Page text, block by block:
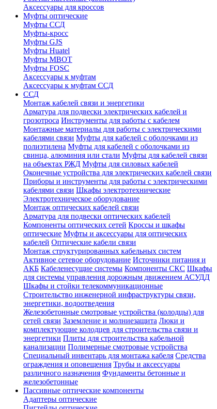
Аксессуары для кроссов
Муфты оптические
Муфты ССД
Муфты-кросс
Муфты GJS
Муфты Huatel
Муфты МВОТ
Муфты FOSC
Аксессуары к муфтам
Аксессуары к муфтам ССД
ССД
Монтаж кабелей связи и энергетики
Арматура для подвески электрических кабелей и
грозотроса Инструменты для работы с кабелем
Монтажные материалы для работы с электрическими
кабелями связи Муфты для кабелей с оболочками из
полиэтилена Муфты для кабелей с оболочками из
свинца, алюминия или стали Муфты для кабелей связи
на объектах РЖД Муфты для силовых кабелей
Оконечные устройства для электрических кабелей связи
Приборы и инструменты для работы с электрическими
кабелями связи Шкафы электротехнические
Электротехническое оборудование
Монтаж оптических кабелей связи
Арматура для подвески оптических кабелей
Компоненты оптических сетей Кроссы и шкафы
оптические Муфты и аксессуары для оптических
кабелей Оптические кабели связи
Монтаж структурированных кабельных систем
Активное сетевое оборудование Источники питания и
АКБ Кабеленесущие системы Компоненты СКС Шкафы
для системы управления дорожным движением АСУДД
Шкафы и стойки телекоммуникационные
Строительство инженерной инфраструктуры связи,
энергетики, водоотведения
Железобетонные смотровые устройства (колодцы) для
сетей связи Заземление и молниезащита Люки и
комплектующие колодцев для строительства связи и
энергетики Плиты для строительства кабельной
канализации Полимерные смотровые устройства
Специальный инвентарь для монтажа кабеля Средства
ограждения и оповещения Трубы и аксессуары
различного назначения Фундаменты бетонные и
железобетонные
Пассивные оптические компоненты
Адаптеры оптические